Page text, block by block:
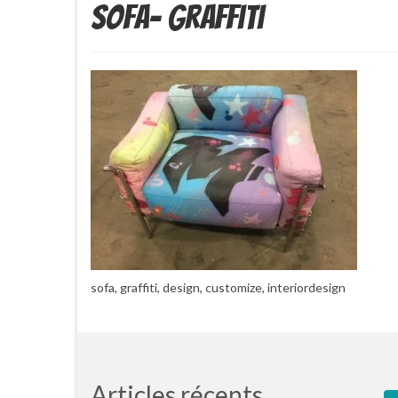
Sofa- graffiti
sofa, graffiti, design, customize, interiordesign